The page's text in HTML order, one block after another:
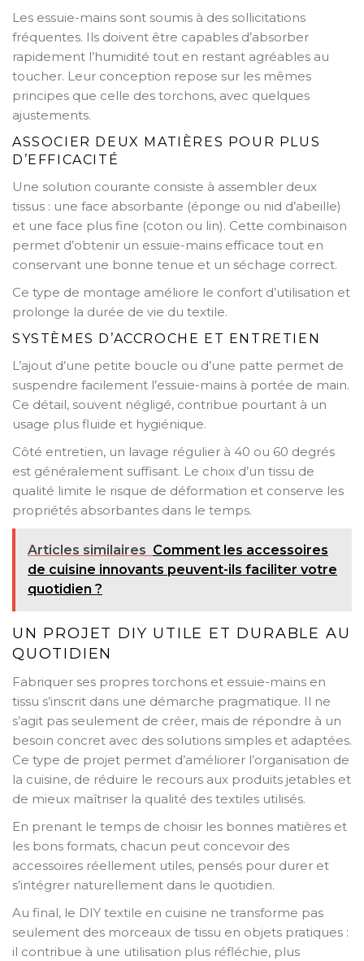
Les essuie-mains sont soumis à des sollicitations
fréquentes. Ils doivent être capables d’absorber
rapidement l’humidité tout en restant agréables au
toucher. Leur conception repose sur les mêmes
principes que celle des torchons, avec quelques
ajustements.
ASSOCIER DEUX MATIÈRES POUR PLUS
D’EFFICACITÉ
Une solution courante consiste à assembler deux
tissus : une face absorbante (éponge ou nid d’abeille)
et une face plus fine (coton ou lin). Cette combinaison
permet d’obtenir un essuie-mains efficace tout en
conservant une bonne tenue et un séchage correct.
Ce type de montage améliore le confort d’utilisation et
prolonge la durée de vie du textile.
SYSTÈMES D’ACCROCHE ET ENTRETIEN
L’ajout d’une petite boucle ou d’une patte permet de
suspendre facilement l’essuie-mains à portée de main.
Ce détail, souvent négligé, contribue pourtant à un
usage plus fluide et hygiénique.
Côté entretien, un lavage régulier à 40 ou 60 degrés
est généralement suffisant. Le choix d’un tissu de
qualité limite le risque de déformation et conserve les
propriétés absorbantes dans le temps.
Articles similaires Comment les accessoires
de cuisine innovants peuvent-ils faciliter votre
quotidien ?
UN PROJET DIY UTILE ET DURABLE AU
QUOTIDIEN
Fabriquer ses propres torchons et essuie-mains en
tissu s’inscrit dans une démarche pragmatique. Il ne
s’agit pas seulement de créer, mais de répondre à un
besoin concret avec des solutions simples et adaptées.
Ce type de projet permet d’améliorer l’organisation de
la cuisine, de réduire le recours aux produits jetables et
de mieux maîtriser la qualité des textiles utilisés.
En prenant le temps de choisir les bonnes matières et
les bons formats, chacun peut concevoir des
accessoires réellement utiles, pensés pour durer et
s’intégrer naturellement dans le quotidien.
Au final, le DIY textile en cuisine ne transforme pas
seulement des morceaux de tissu en objets pratiques :
il contribue à une utilisation plus réfléchie, plus